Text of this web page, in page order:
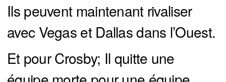
Ils peuvent maintenant rivaliser
avec Vegas et Dallas dans l’Ouest.
Et pour Crosby; Il quitte une